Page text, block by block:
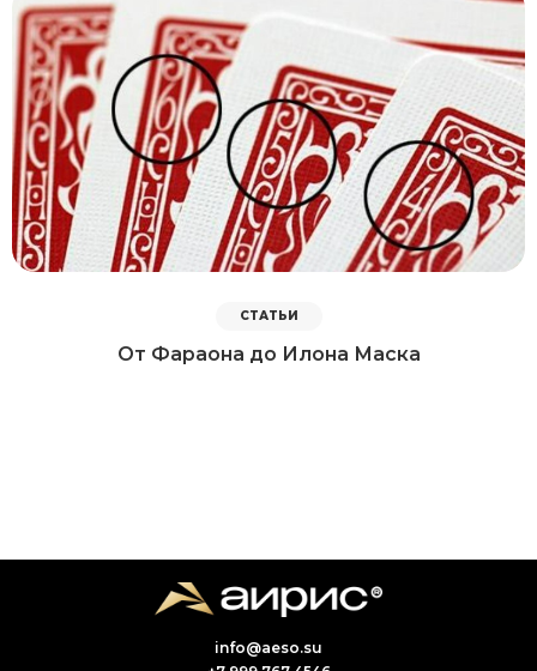
СТАТЬИ
От Фараона до Илона Маска
info@aeso.su